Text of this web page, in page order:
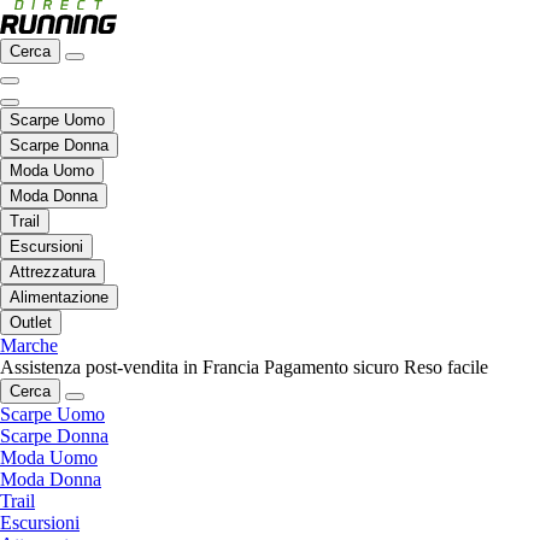
Cerca
Scarpe Uomo
Scarpe Donna
Moda Uomo
Moda Donna
Trail
Escursioni
Attrezzatura
Alimentazione
Outlet
Marche
Assistenza post-vendita in Francia Pagamento sicuro Reso facile
Cerca
Scarpe Uomo
Scarpe Donna
Moda Uomo
Moda Donna
Trail
Escursioni